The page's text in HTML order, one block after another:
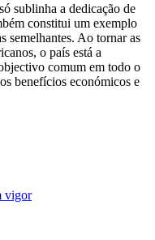
sublinha a dedicação de
constitui um exemplo
semelhantes. Ao tornar as
o país está a
comum em todo o
benefícios económicos e
vigor